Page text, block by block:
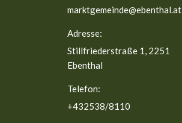
marktgemeinde@ebenthal.at
Adresse:
Stillfriederstraße 1, 2251
Ebenthal
Telefon:
+432538/8110